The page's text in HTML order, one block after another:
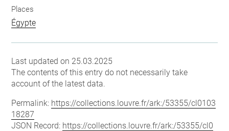
Places
Égypte
Last updated on 25.03.2025
The contents of this entry do not necessarily take
account of the latest data.
Permalink: https://collections.louvre.fr/ark:/53355/cl0103
18287
JSON Record: https://collections.louvre.fr/ark:/53355/cl0